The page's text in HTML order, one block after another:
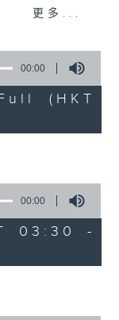
更多...
00:00
(HKT
00:00
03:30 -